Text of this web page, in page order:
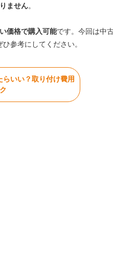
ません。
価格で購入可能です。今回は中
参考にしてください。
いい？取り付け費用